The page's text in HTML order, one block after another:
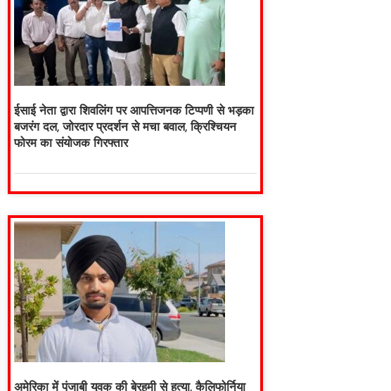
ईसाई नेता द्वारा शिवलिंग पर आपत्तिजनक टिप्पणी से भड़का
बजरंग दल, जोरदार प्रदर्शन से मचा बवाल, क्रिश्चियन
फोरम का संयोजक गिरफ्तार
अमेरिका में पंजाबी युवक की बेरहमी से हत्या, कैलिफोर्निया